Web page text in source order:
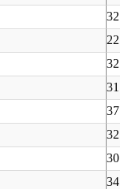
32
22
32
31
37
32
30
34